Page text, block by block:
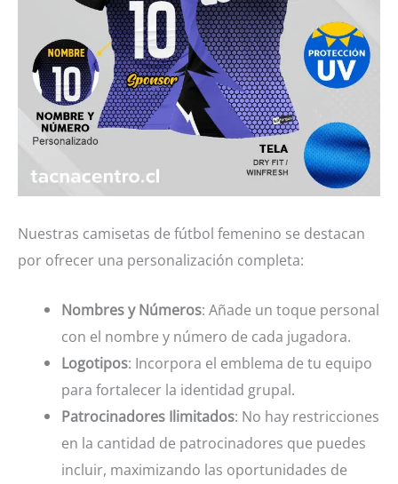
Nuestras camisetas de fútbol femenino se destacan
por ofrecer una personalización completa:
Nombres y Números: Añade un toque personal
con el nombre y número de cada jugadora.
Logotipos: Incorpora el emblema de tu equipo
para fortalecer la identidad grupal.
Patrocinadores Ilimitados: No hay restricciones
en la cantidad de patrocinadores que puedes
incluir, maximizando las oportunidades de